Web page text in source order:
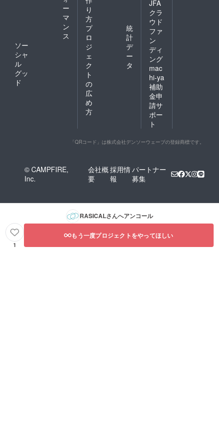
ー
マ
ン
ス
ソー
シャ
ル
グッ
ド
り
方
プ
ロ
ジ
ェ
ク
ト
の
広
め
方
統
計
デ
ー
タ
JFA
クラ
ウド
ファ
ン
ディ
ング
mac
hi-ya
補助
金申
請サ
ポー
ト
「QRコード」は株式会社デンソーウェーブの登録商標です。
© CAMPFIRE,
Inc.
会社概
要
採用情
報
パートナー
募集
RASICALさんへアンコール
1
もう一度プロジェクトをやってほしい